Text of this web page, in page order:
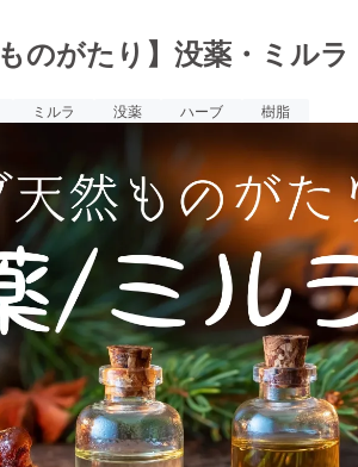
のがたり】没薬・ミルラ
ミルラ 没薬 ハーブ 樹脂